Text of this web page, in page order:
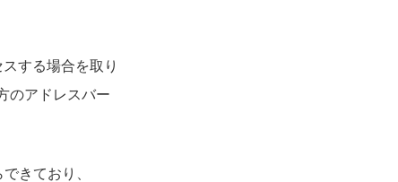
する場合を取り
のアドレスバー
きており、